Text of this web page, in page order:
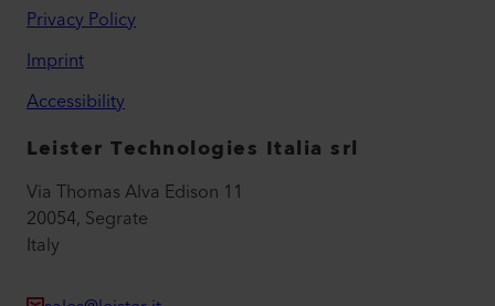
Privacy Policy
Imprint
Accessibility
Leister Technologies Italia srl
Via Thomas Alva Edison 11
20054, Segrate
Italy